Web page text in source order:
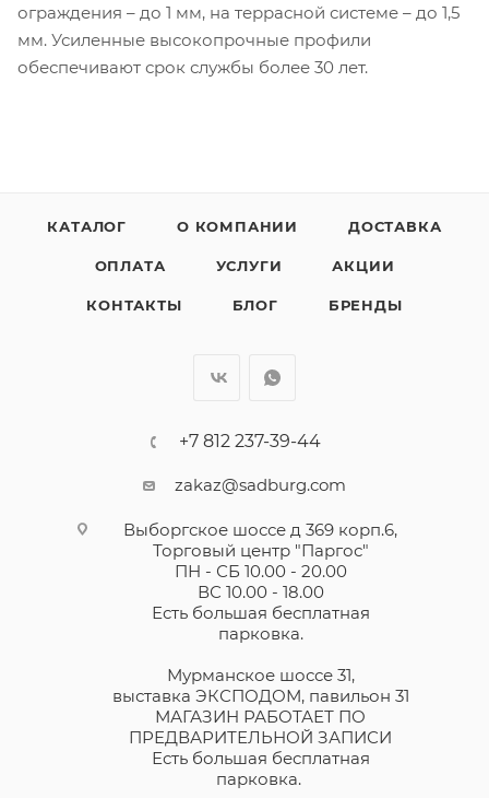
ограждения – до 1 мм, на террасной системе – до 1,5
мм. Усиленные высокопрочные профили
обеспечивают срок службы более 30 лет.
КАТАЛОГ О КОМПАНИИ ДОСТАВКА
ОПЛАТА УСЛУГИ АКЦИИ
КОНТАКТЫ БЛОГ БРЕНДЫ
+7 812 237-39-44
zakaz@sadburg.com
Выборгское шоссе д 369 корп.6,
Торговый центр "Паргос"
ПН - СБ 10.00 - 20.00
ВС 10.00 - 18.00
Есть большая бесплатная
парковка.
Мурманское шоссе 31,
выставка ЭКСПОДОМ, павильон 31
МАГАЗИН РАБОТАЕТ ПО
ПРЕДВАРИТЕЛЬНОЙ ЗАПИСИ
Есть большая бесплатная
парковка.